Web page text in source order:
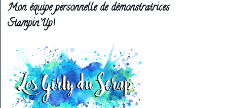
Mon équipe personnelle de démonstratrices
Stampin'Up!